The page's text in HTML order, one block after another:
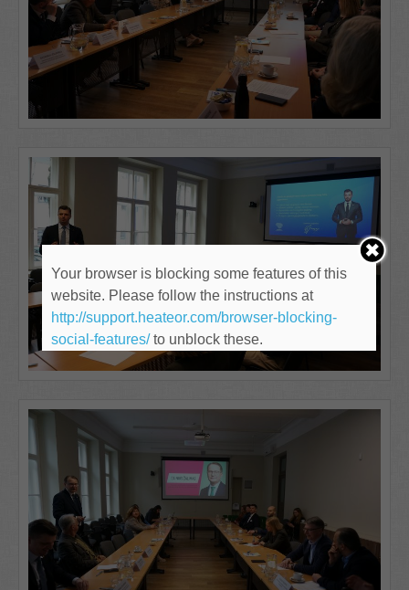
Your browser is blocking some features of this
website. Please follow the instructions at
http://support.heateor.com/browser-blocking-
social-features/to unblock these.